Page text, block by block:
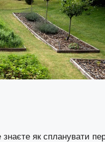
як спланувати